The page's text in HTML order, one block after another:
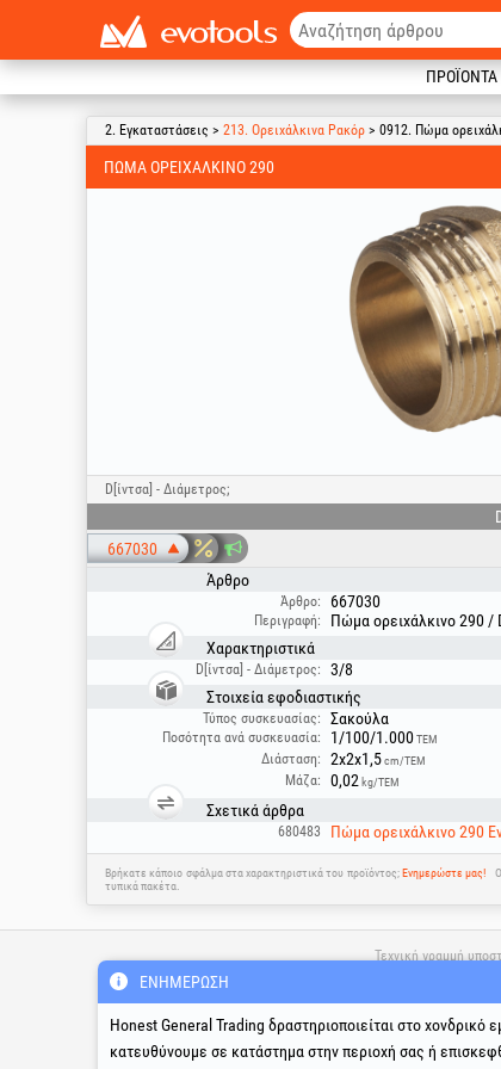
ΠΡΟΪΌΝΤΑ
2. Εγκαταστάσεις > 213. Ορειχάλκινα Ρακόρ > 0912. Πώμα
ΠΏΜΑ ΟΡΕΙΧΆΛΚΙΝΟ 290
D[ίντσα] - Διάμετρος;
667030
Άρθρο
Άρθρο: 667030
Περιγραφή:
Πώμα ορειχάλκινο 290 /
Χαρακτηριστικά
D[ίντσα] - Διάμετρος:
3/8
Στοιχεία εφοδιαστικής
Τύπος συσκευασίας: Σακούλα
Ποσότητα ανά συσκευασία: 1/100/1.000ΤΕΜ
Διάσταση: 2x2x1,5cm/ΤΕΜ
Μάζα: 0,02 kg/ΤΕΜ
Σχετικά άρθρα
680483 Πώμα ορειχάλκινο 290
Βρήκατε κάποιο σφάλμα στα χαρακτηριστικά του προϊόντος;Ενημερώστε μας!
τυπικά πακέτα.
Τεχνική γραμμή
Δευτέρα - Παρασκευή
ΕΝΗΜΈΡΩΣΗ
Honest General Trading δραστηριοποιείται στο χονδρικό
κατευθύνουμε σε κατάστημα στην περιοχή σας ή